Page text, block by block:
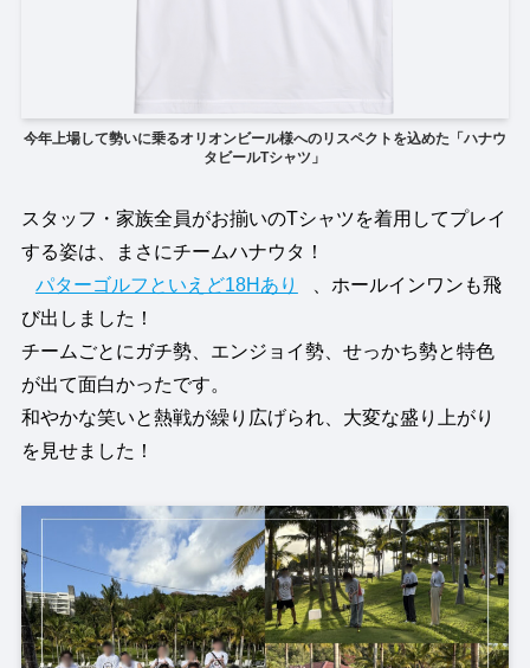
今年上場して勢いに乗るオリオンビール様へのリスペクトを込めた「ハナウ
タビールTシャツ」
スタッフ・家族全員がお揃いのTシャツを着用してプレイ
する姿は、まさにチームハナウタ！
パターゴルフといえど18Hあり
、ホールインワンも飛
び出しました！
チームごとにガチ勢、エンジョイ勢、せっかち勢と特色
が出て面白かったです。
和やかな笑いと熱戦が繰り広げられ、大変な盛り上がり
を見せました！